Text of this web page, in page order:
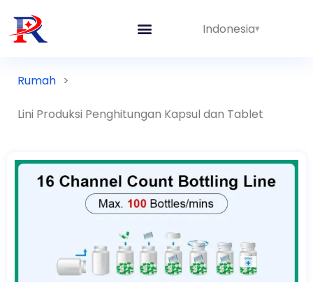
Indonesia
Rumah >
Lini Produksi Penghitungan Kapsul dan Tablet